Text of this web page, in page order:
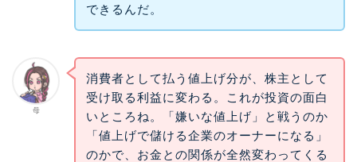
できるんだ。
母
消費者として払う値上げ分が、株主として
受け取る利益に変わる。これが投資の面白
いところね。「嫌いな値上げ」と戦うのか
「値上げで儲ける企業のオーナーになる」
のかで、お金との関係が全然変わってくる